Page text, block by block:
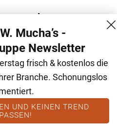
auch
Mucha’s -
Newsletter
frisch & kostenlos die
Branche. Schonungslos
UND KEINEN TREND